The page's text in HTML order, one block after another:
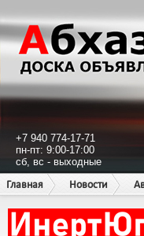
+7 940 774-17-71
пн-пт: 9:00-17:00
сб, вс - выходные
Главная
Новости